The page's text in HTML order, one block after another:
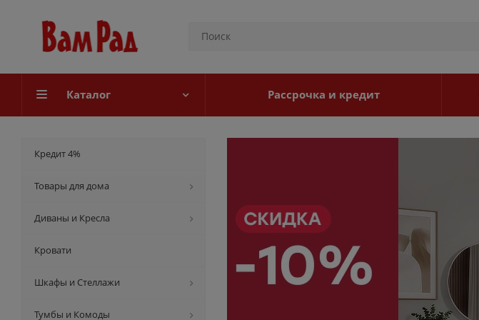
Каталог Рассрочка и кредит
Кредит 4%
Товары для дома
Диваны и Кресла
Кровати
Шкафы и Стеллажи
Тумбы и Комоды